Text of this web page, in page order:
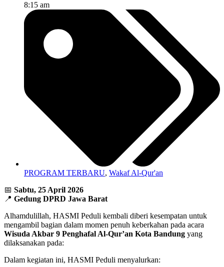
8:15 am
PROGRAM TERBARU, Wakaf Al-Qur'an
📅 Sabtu, 25 April 2026
📍 Gedung DPRD Jawa Barat
Alhamdulillah, HASMI Peduli kembali diberi kesempatan untuk
mengambil bagian dalam momen penuh keberkahan pada acara
Wisuda Akbar 9 Penghafal Al-Qur’an Kota Bandung yang
dilaksanakan pada:
Dalam kegiatan ini, HASMI Peduli menyalurkan: